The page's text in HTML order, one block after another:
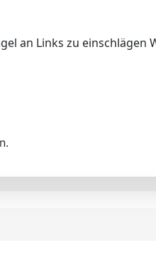
an Links zu